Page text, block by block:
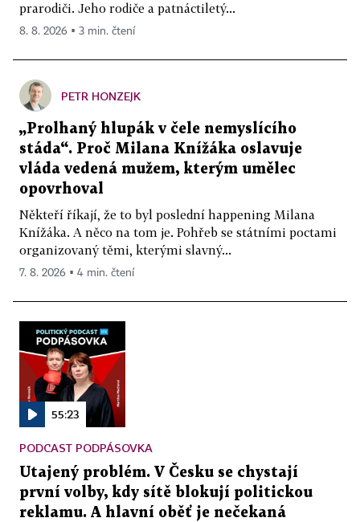
prarodiči. Jeho rodiče a patnáctiletý...
8. 8. 2026 ▪ 3 min. čtení
PETR HONZEJK
„Prolhaný hlupák v čele nemyslícího
stáda“. Proč Milana Knížáka oslavuje
vláda vedená mužem, kterým umělec
opovrhoval
Někteří říkají, že to byl poslední happening Milana
Knížáka. A něco na tom je. Pohřeb se státními poctami
organizovaný těmi, kterými slavný...
7. 8. 2026 ▪ 4 min. čtení
55:23
PODCAST PODPÁSOVKA
Utajený problém. V Česku se chystají
první volby, kdy sítě blokují politickou
reklamu. A hlavní oběť je nečekaná